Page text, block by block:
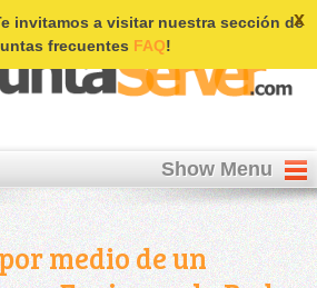
| Register
invitamos a visitar nuestra sección de
frecuentes FAQ!
x
Show Menu
medio de un